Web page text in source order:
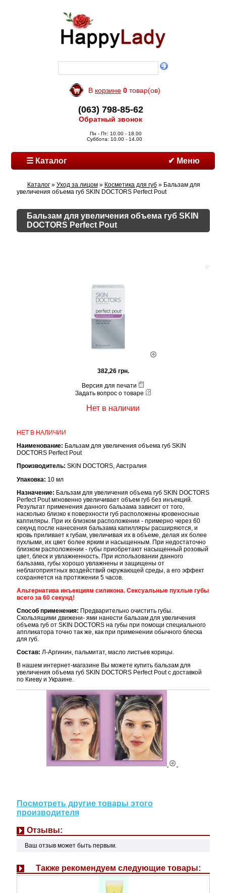
В корзине 0 товар(ов)
(063) 798-85-62
Обратный звонок
Пн - Пт: 10.00 - 18.00
Суббота: 10.00 - 14.00
☰ Каталог ✔ Меню
Каталог» Уход за лицом» Косметика для губ» Бальзам для
увеличения объема губ SKIN DOCTORS Perfect Pout
Бальзам для увеличения объема губ SKIN
DOCTORS Perfect Pout
382,26 грн.
Версия для печати
Задать вопрос о товаре
Нет в наличии
НЕТ В НАЛИЧИИ
Наименование: Бальзам для увеличения объема губ SKIN
DOCTORS Perfect Pout
Производитель: SKIN DOCTORS, Австралия
Упаковка: 10 мл
Назначение: Бальзам для увеличения объема губ SKIN DOCTORS
Perfect Pout мгновенно увеличивает объем губ без инъекций.
Результат применения данного бальзама зависит от того,
насколько близко к поверхности губ расположены кровеносные
каппиляры. При их близком расположении - примерно через 60
секунд после нанесения бальзама капилляры расширяются, и
кровь приливает к губам, увеличивая их в объеме, делая их более
пухлыми, их цвет более ярким и насыщенным. При недостаточно
близком расположении - губы приобретают насыщенный розовый
цвет, блеск и увлажненность. При использовании данного
бальзама, губы хорошо увлажнены и защищены от
неблагоприятных воздействий окружающей среды, а его эффект
сохраняется на протяжении 5 часов.
Альтернатива инъекциям силикона. Сексуальные пухлые губы
всего за 60 секунд!
Способ применения: Предварительно очистить губы.
Скользящими движени- ями нанести бальзам для увеличения
объема губ от SKIN DOCTORS на губы при помощи специального
аппликатора точно так же, как при применении обычного блеска
для губ.
Состав: Л-Аргинин, пальмитат, масло листьев корицы.
В нашем интернет-магазине Вы можете купить бальзам для
увеличения объема губ SKIN DOCTORS Perfect Pout с доставкой
по Киеву и Украине.
Посмотреть другие товары этого
производителя
Отзывы:
Ваш отзыв может быть первым.
Также рекомендуем следующие товары: